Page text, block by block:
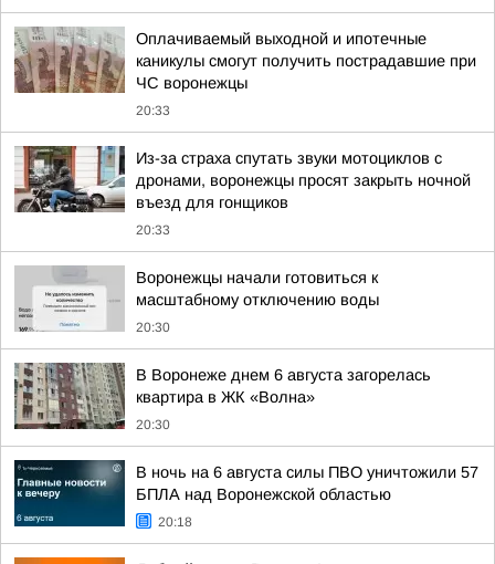
Оплачиваемый выходной и ипотечные
каникулы смогут получить пострадавшие при
ЧС воронежцы
20:33
Из-за страха спутать звуки мотоциклов с
дронами, воронежцы просят закрыть ночной
въезд для гонщиков
20:33
Воронежцы начали готовиться к
масштабному отключению воды
20:30
В Воронеже днем 6 августа загорелась
квартира в ЖК «Волна»
20:30
В ночь на 6 августа силы ПВО уничтожили 57
БПЛА над Воронежской областью
20:18